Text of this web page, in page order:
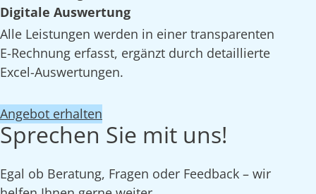
Digitale Auswertung
Alle Leistungen werden in einer transparenten
E-Rechnung erfasst, ergänzt durch detaillierte
Excel-Auswertungen.
Angebot erhalten
Sprechen Sie mit uns!
Egal ob Beratung, Fragen oder Feedback – wir